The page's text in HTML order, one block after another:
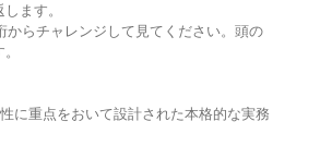
ます。
からチャレンジして見てください。頭の
に重点をおいて設計された本格的な実務